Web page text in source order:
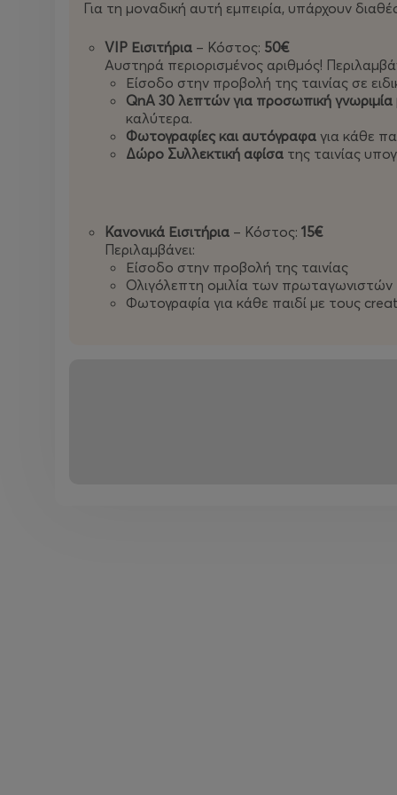
Mr. Antouon, Konstantina, Javou, Alekkun, W1ndz,
Στο “Η Ένωση” μπαίνει στο παιχνίδι και μια
δημιουργώντας ομάδες, συμμαχίες και
DK, Marianna grfld, Giannuba, Alyx, Neverlander,
Goalkeeper, Legit Gaming, Mosquito και σε
🎟️ ΜΗ ΧΑΣΕΤΕ ΘΕΣΗ!
Οι προβολές είναιμοναδικές και περιορισμένες.
εμπειρία με τους αγαπημένους του YouTubers,
Για τη μοναδική αυτή εμπειρία, υπάρχουν
VIP Εισιτήρια – Κόστος: 50€
Αυστηρά περιορισμένος αριθμός!
Είσοδο στην προβολή της ταινίας σε
QnA 30 λεπτών για προσωπική
καλύτερα.
Φωτογραφίες και αυτόγραφα για κάθε
Δώρο Συλλεκτική αφίσα της ταινίας
Κανονικά Εισιτήρια – Κόστος: 15€
Περιλαμβάνει:
Είσοδο στην προβολή της ταινίας
Ολιγόλεπτη ομιλία των πρωταγωνιστών
Φωτογραφία για κάθε παιδί με τους